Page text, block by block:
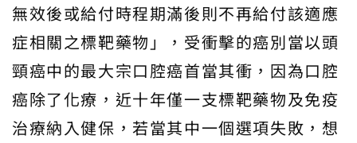
無效後或給付時程期滿後則不再給付該適應
症相關之標靶藥物」，受衝擊的癌別當以頭
頸癌中的最大宗口腔癌首當其衝，因為口腔
癌除了化療，近十年僅一支標靶藥物及免疫
治療納入健保，若當其中一個選項失敗，想